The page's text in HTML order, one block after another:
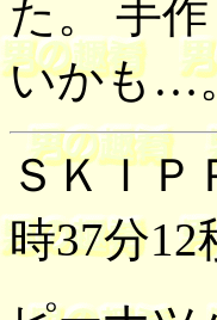
た。 手
いかも…
ＳＫＩ
時37分12